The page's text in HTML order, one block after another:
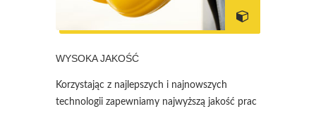
WYSOKA JAKOŚĆ
Korzystając z najlepszych i najnowszych
technologii zapewniamy najwyższą jakość prac